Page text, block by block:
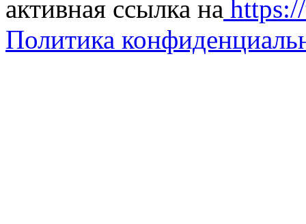
активная ссылка на
Политика